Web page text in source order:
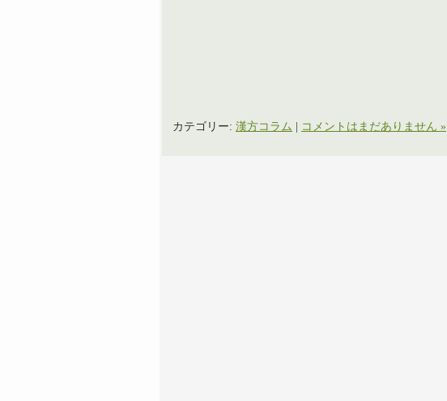
カテゴリー: 漢方コラム コメントはまだありません »